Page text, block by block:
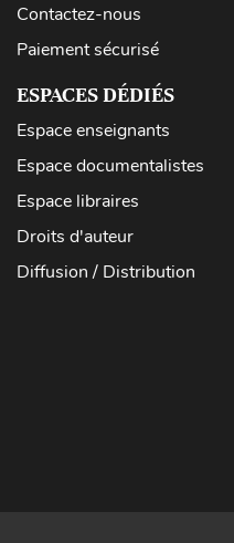
Contactez-nous
Paiement sécurisé
ESPACES DÉDIÉS
Espace enseignants
Espace documentalistes
Espace libraires
Droits d'auteur
Diffusion / Distribution